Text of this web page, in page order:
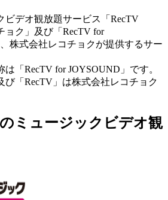
ビデオ観放題サービス「RecTV
ョク」及び「RecTV for
株式会社レコチョクが提供するサー
「RecTV for JOYSOUND」です。
び「RecTV」は株式会社レコチョク
ミュージックビデオ観